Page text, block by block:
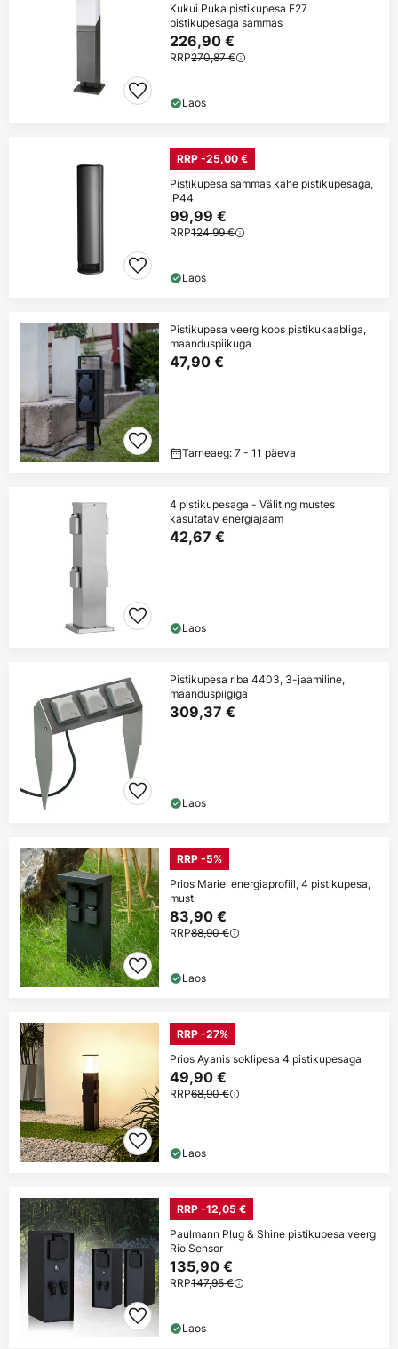
Kukui Puka pistikupesa E27
pistikupesaga sammas
226,90 €
RRP270,87 €
Laos
RRP -25,00 €
Pistikupesa sammas kahe pistikupesaga,
IP44
99,99 €
RRP124,99 €
Laos
Pistikupesa veerg koos pistikukaabliga,
maanduspiikuga
47,90 €
Tarneaeg: 7 - 11 päeva
4 pistikupesaga - Välitingimustes
kasutatav energiajaam
42,67 €
Laos
Pistikupesa riba 4403, 3-jaamiline,
maanduspiigiga
309,37 €
Laos
RRP -5%
Prios Mariel energiaprofiil, 4 pistikupesa,
must
83,90 €
RRP88,90 €
Laos
RRP -27%
Prios Ayanis soklipesa 4 pistikupesaga
49,90 €
RRP68,90 €
Laos
RRP -12,05 €
Paulmann Plug & Shine pistikupesa veerg
Rio Sensor
135,90 €
RRP147,95 €
Laos